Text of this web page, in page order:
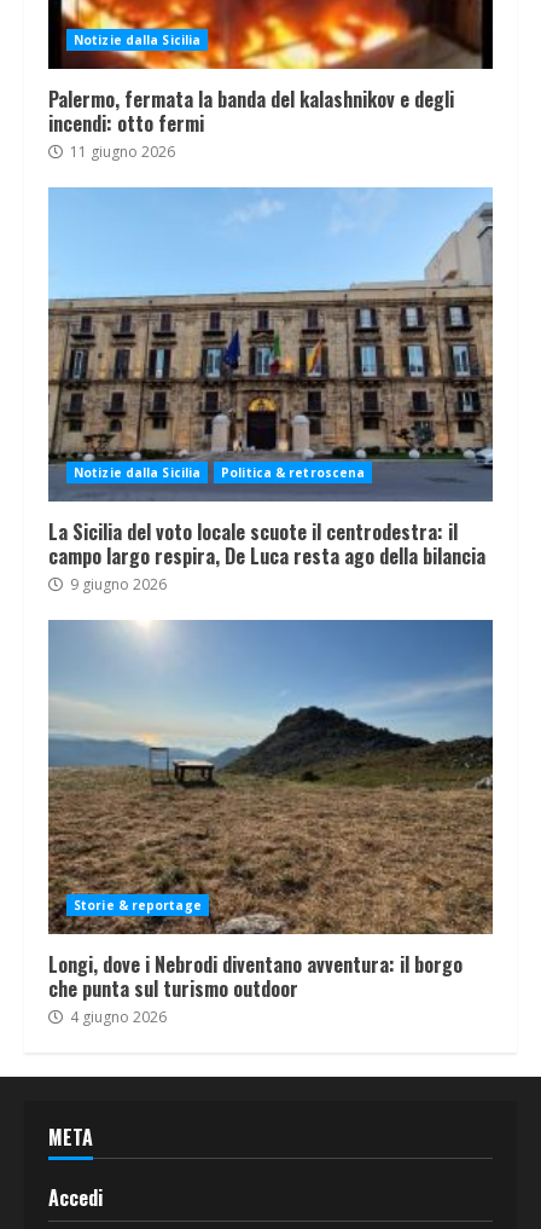
Notizie dalla Sicilia
Palermo, fermata la banda del kalashnikov e degli
incendi: otto fermi
11 giugno 2026
Notizie dalla Sicilia Politica & retroscena
La Sicilia del voto locale scuote il centrodestra: il
campo largo respira, De Luca resta ago della bilancia
9 giugno 2026
Storie & reportage
Longi, dove i Nebrodi diventano avventura: il borgo
che punta sul turismo outdoor
4 giugno 2026
META
Accedi